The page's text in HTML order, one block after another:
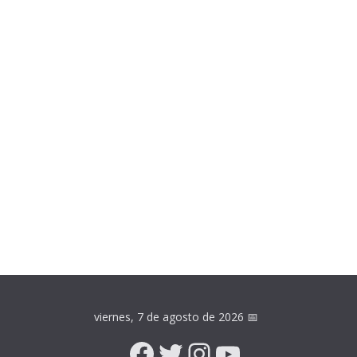
viernes, 7 de agosto de 2026 📅